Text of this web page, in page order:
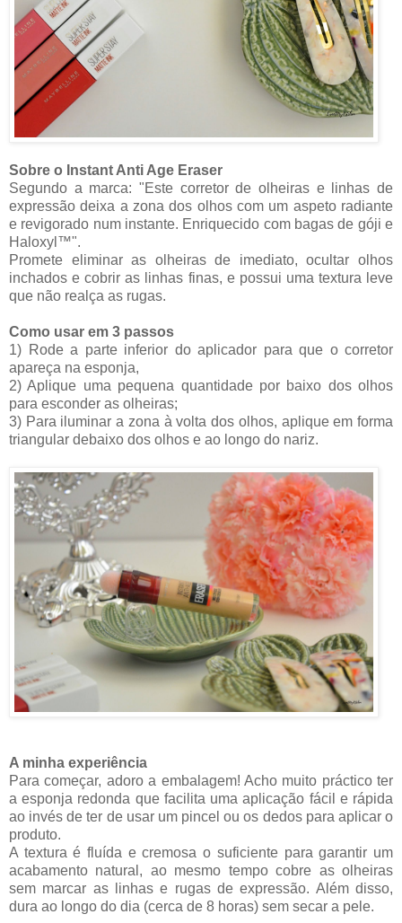
Sobre o Instant Anti Age Eraser
Segundo a marca: "Este corretor de olheiras e linhas de
expressão deixa a zona dos olhos com um aspeto radiante
e revigorado num instante. Enriquecido com bagas de góji e
Haloxyl™".
Promete eliminar as olheiras de imediato, ocultar olhos
inchados e cobrir as linhas finas, e possui uma textura leve
que não realça as rugas.
Como usar em 3 passos
1) Rode a parte inferior do aplicador para que o corretor
apareça na esponja,
2) Aplique uma pequena quantidade por baixo dos olhos
para esconder as olheiras;
3) Para iluminar a zona à volta dos olhos, aplique em forma
triangular debaixo dos olhos e ao longo do nariz.
A minha experiência
Para começar, adoro a embalagem! Acho muito práctico ter
a esponja redonda que facilita uma aplicação fácil e rápida
ao invés de ter de usar um pincel ou os dedos para aplicar o
produto.
A textura é fluída e cremosa o suficiente para garantir um
acabamento natural, ao mesmo tempo cobre as olheiras
sem marcar as linhas e rugas de expressão. Além disso,
dura ao longo do dia (cerca de 8 horas) sem secar a pele.